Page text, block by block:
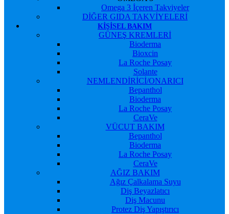
Omega 3 İçeren Takviyeler
DİĞER GIDA TAKVİYELERİ
KIŞISEL BAKIM
GÜNEŞ KREMLERİ
Bioderma
Bioxcin
La Roche Posay
Solante
NEMLENDİRİCİ/ONARICI
Bepanthol
Bioderma
La Roche Posay
CeraVe
VÜCUT BAKIM
Bepanthol
Bioderma
La Roche Posay
CeraVe
AĞIZ BAKIM
Ağız Çalkalama Suyu
Diş Beyazlatıcı
Diş Macunu
Protez Diş Yapıştırıcı